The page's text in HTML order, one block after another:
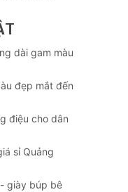
dài gam màu
đẹp mắt đến
điệu cho dân
sỉ Quảng
giày búp bê